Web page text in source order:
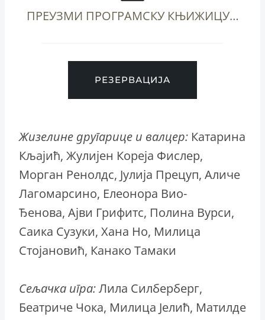
ПРЕУЗМИ ПРОГРАМСКУ КЊИЖИЦУ…
РЕЗЕРВАЦИЈА
Жизелине другарице и валцер: Катарина
Кљајић, Жулијен Кореја Фислер,
Морган Ренолдс, Јулија Прецуп, Аличе
Лагомарсино, Елеонора Вио-
Ђенова, Ајви Грифитс, Полина Вурси,
Саика Сузуки, Хана Но, Милица
Стојановић, Канако Тамаки
Сељачка игра:Лила Силберберг,
Беатриче Чока, Милица Јелић, Матилде